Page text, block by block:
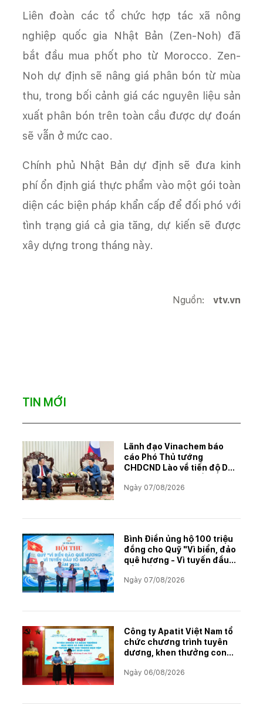
Liên đoàn các tổ chức hợp tác xã nông
nghiệp quốc gia Nhật Bản (Zen-Noh) đã
bắt đầu mua phốt pho từ Morocco. Zen-
Noh dự định sẽ nâng giá phân bón từ mùa
thu, trong bối cảnh giá các nguyên liệu sản
xuất phân bón trên toàn cầu được dự đoán
sẽ vẫn ở mức cao.
Chính phủ Nhật Bản dự định sẽ đưa kinh
phí ổn định giá thực phẩm vào một gói toàn
diện các biện pháp khẩn cấp để đối phó với
tình trạng giá cả gia tăng, dự kiến sẽ được
xây dựng trong tháng này.
Nguồn: vtv.vn
TIN MỚI
Lãnh đạo Vinachem báo
cáo Phó Thủ tướng
CHDCND Lào về tiến độ Dự
muối mỏ Kali
Ngày 07/08/2026
Bình Điền ủng hộ 100 triệu
đồng cho Quỹ "Vì biển, đảo
quê hương - Vì tuyến đầu
Ngày 07/08/2026
Công ty Apatit Việt Nam tổ
chức chương trình tuyên
dương, khen thưởng con
học tập xuất sắc năm học
Ngày 06/08/2026